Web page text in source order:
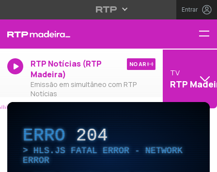
Entrar
RTP Notícias (RTP
Madeira)
Emissão em simultâneo com RTP
Notícias
NO AR
TV
RTP
ERRO204
HLS.JS FATAL ERROR - NETWORK
ERROR